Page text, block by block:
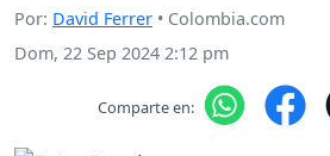
Por: David Ferrer • Colombia.com
Dom, 22 Sep 2024 2:12 pm
Comparte en: